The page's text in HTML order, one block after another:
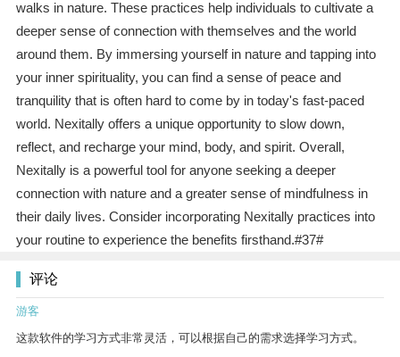
walks in nature. These practices help individuals to cultivate a
deeper sense of connection with themselves and the world
around them. By immersing yourself in nature and tapping into
your inner spirituality, you can find a sense of peace and
tranquility that is often hard to come by in today's fast-paced
world. Nexitally offers a unique opportunity to slow down,
reflect, and recharge your mind, body, and spirit. Overall,
Nexitally is a powerful tool for anyone seeking a deeper
connection with nature and a greater sense of mindfulness in
their daily lives. Consider incorporating Nexitally practices into
your routine to experience the benefits firsthand.#37#
评论
游客
这款软件的学习方式非常灵活，可以根据自己的需求选择学习方式。